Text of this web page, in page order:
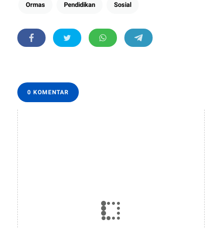
Ormas Pendidikan Sosial
0 KOMENTAR